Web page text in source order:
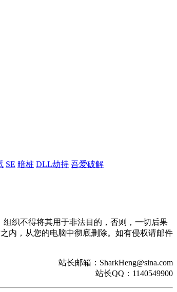
SE 暗桩 DLL劫持 吾爱破解
织不得将其用于非法目的，否则，一切后果
内，从您的电脑中彻底删除。如有侵权请邮件
站长邮箱：SharkHeng@sina.com
站长QQ：1140549900